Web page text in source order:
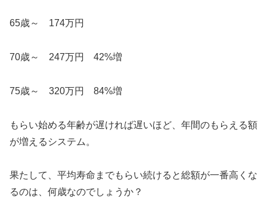
65歳～ 174万円
70歳～ 247万円 42%増
75歳～ 320万円 84%増
もらい始める年齢が遅ければ遅いほど、年間のもらえる額
が増えるシステム。
果たして、平均寿命までもらい続けると総額が一番高くな
るのは、何歳なのでしょうか？